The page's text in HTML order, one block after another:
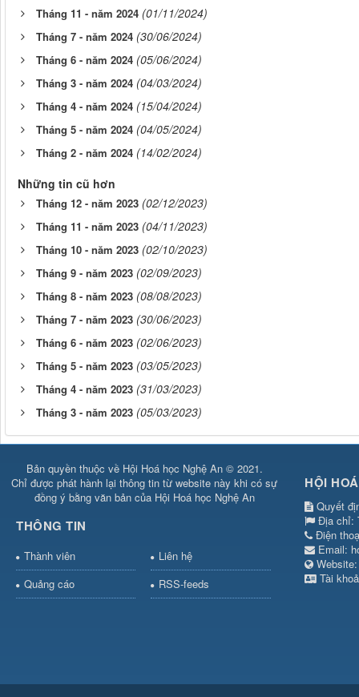
Tháng 11 - năm 2024 (01/11/2024)
Tháng 7 - năm 2024 (30/06/2024)
Tháng 6 - năm 2024 (05/06/2024)
Tháng 3 - năm 2024 (04/03/2024)
Tháng 4 - năm 2024 (15/04/2024)
Tháng 5 - năm 2024 (04/05/2024)
Tháng 2 - năm 2024 (14/02/2024)
Những tin cũ hơn
Tháng 12 - năm 2023 (02/12/2023)
Tháng 11 - năm 2023 (04/11/2023)
Tháng 10 - năm 2023 (02/10/2023)
Tháng 9 - năm 2023 (02/09/2023)
Tháng 8 - năm 2023 (08/08/2023)
Tháng 7 - năm 2023 (30/06/2023)
Tháng 6 - năm 2023 (02/06/2023)
Tháng 5 - năm 2023 (03/05/2023)
Tháng 4 - năm 2023 (31/03/2023)
Tháng 3 - năm 2023 (05/03/2023)
Bản quyền thuộc về Hội Hoá học Nghệ An © 2021.
Chỉ được phát hành lại thông tin từ website này khi có sự
đồng ý bằng văn bản của Hội Hoá học Nghệ An
THÔNG TIN
Thành viên
Liên hệ
Quảng cáo
RSS-feeds
HỘI
Quyết
Địa chỉ:
Điện
Email:
Tài